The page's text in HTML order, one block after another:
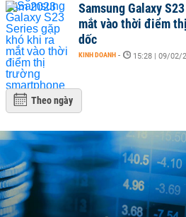
Samsung Galaxy
mắt vào thời điểm
dốc
KINH DOANH - 15:28 | 09/02/
Theo ngày